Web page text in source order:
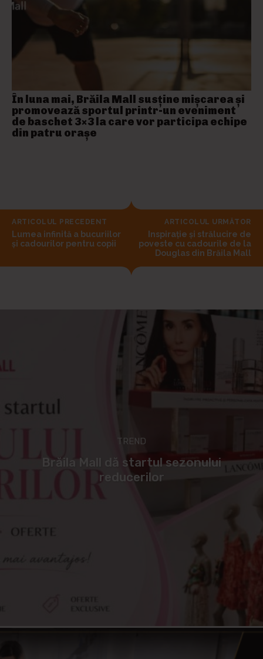
În luna mai, Brăila Mall susține mişcarea și
promovează sportul printr-un eveniment
de baschet 3×3 la care vor participa echipe
din patru orașe
ARTICOLUL PRECEDENT
Lumea infinită a bucuriilor
și cadourilor pentru copii
ARTICOLUL URMĂTOR
Inspirație și strălucire de
poveste cu cadourile de la
Douglas din Brăila Mall
TREND
Brăila Mall dă startul sezonului
reducerilor